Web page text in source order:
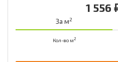
1 556
За м2
Кол-во м2